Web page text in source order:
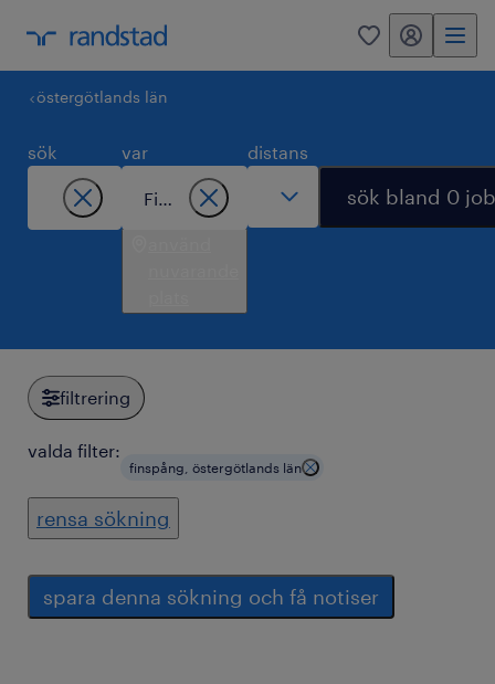
0 mitt randstad
östergötlands län
sök var distans
sök bland 0
filtrering
valda filter:
finspång, östergötlands län
rensa sökning
spara denna sökning och få notiser